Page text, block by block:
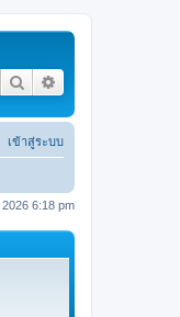
ค้นหา
เข้าสู่ระบบ
6:18 pm